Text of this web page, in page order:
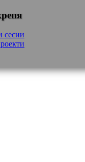
сесии